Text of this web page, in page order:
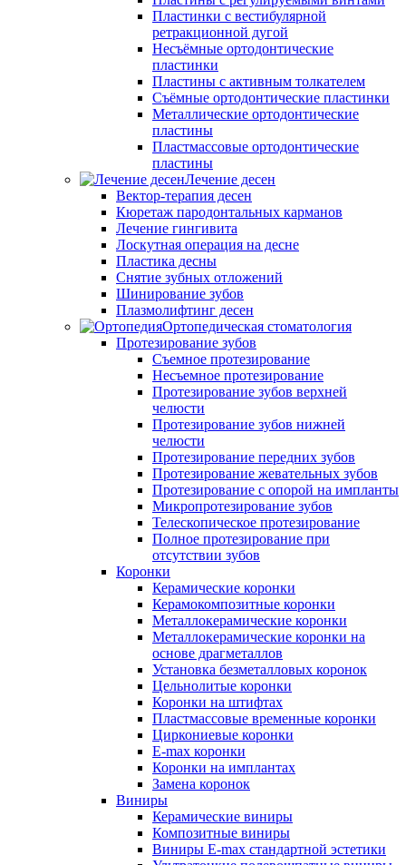
Пластинки с вестибулярной
ретракционной дугой
Несъёмные ортодонтические
пластинки
Пластины с активным толкателем
Съёмные ортодонтические пластинки
Металлические ортодонтические
пластины
Пластмассовые ортодонтические
пластины
Лечение десен
Вектор-терапия десен
Кюретаж пародонтальных карманов
Лечение гингивита
Лоскутная операция на десне
Пластика десны
Снятие зубных отложений
Шинирование зубов
Плазмолифтинг десен
Ортопедическая стоматология
Протезирование зубов
Съемное протезирование
Несъемное протезирование
Протезирование зубов верхней
челюсти
Протезирование зубов нижней
челюсти
Протезирование передних зубов
Протезирование жевательных зубов
Протезирование с опорой на импланты
Микропротезирование зубов
Телескопическое протезирование
Полное протезирование при
отсутствии зубов
Коронки
Керамические коронки
Керамокомпозитные коронки
Металлокерамические коронки
Металлокерамические коронки на
основе драгметаллов
Установка безметалловых коронок
Цельнолитые коронки
Коронки на штифтах
Пластмассовые временные коронки
Циркониевые коронки
E-max коронки
Коронки на имплантах
Замена коронок
Виниры
Керамические виниры
Композитные виниры
Виниры E-max стандартной эстетики